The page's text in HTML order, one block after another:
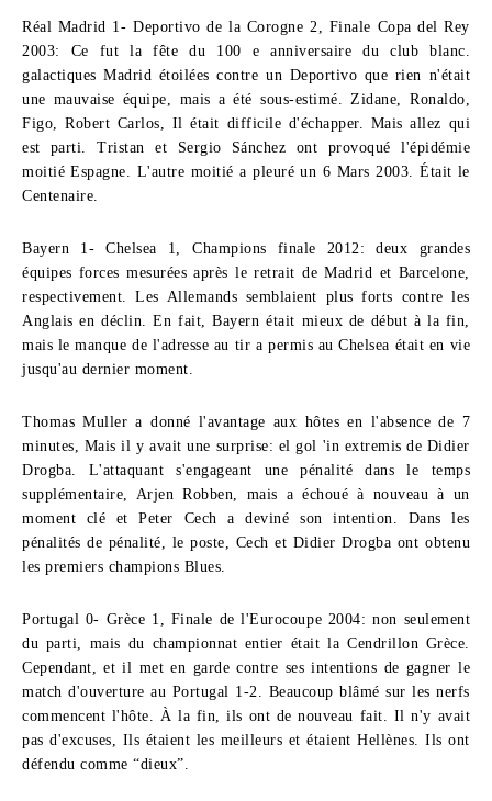
Réal Madrid 1- Deportivo de la Corogne 2, Finale Copa del Rey
2003: Ce fut la fête du 100 e anniversaire du club blanc.
galactiques Madrid étoilées contre un Deportivo que rien n'était
une mauvaise équipe, mais a été sous-estimé. Zidane, Ronaldo,
Figo, Robert Carlos, Il était difficile d'échapper. Mais allez qui
est parti. Tristan et Sergio Sánchez ont provoqué l'épidémie
moitié Espagne. L'autre moitié a pleuré un 6 Mars 2003. Était le
Centenaire
Bayern 1- Chelsea 1, Champions finale 2012: deux grandes
équipes forces mesurées après le retrait de Madrid et Barcelone,
respectivement. Les Allemands semblaient plus forts contre les
Anglais en déclin. En fait, Bayern était mieux de début à la fin,
mais le manque de l'adresse au tir a permis au Chelsea était en vie
jusqu'au dernier moment.
Thomas Muller a donné l'avantage aux hôtes en l'absence de 7
minutes, Mais il y avait une surprise: el gol 'in extremis de Didier
Drogba. L'attaquant s'engageant une pénalité dans le temps
supplémentaire, Arjen Robben, mais a échoué à nouveau à un
moment clé et Peter Cech a deviné son intention. Dans les
pénalités de pénalité, le poste, Cech et Didier Drogba ont obtenu
les premiers champions Blues.
Portugal 0- Grèce 1, Finale de l'Eurocoupe 2004: non seulement
du parti, mais du championnat entier était la Cendrillon Grèce.
Cependant, et il met en garde contre ses intentions de gagner le
match d'ouverture au Portugal 1-2. Beaucoup blâmé sur les nerfs
commencent l'hôte. À la fin, ils ont de nouveau fait. Il n'y avait
pas d'excuses, Ils étaient les meilleurs et étaient Hellènes. Ils ont
défendu comme “dieux”.